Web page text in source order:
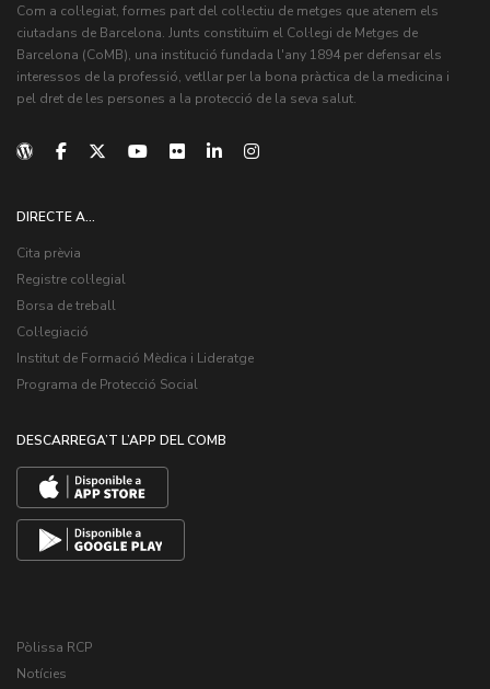
Com a col·legiat, formes part del col·lectiu de metges que atenem els
ciutadans de Barcelona. Junts constituïm el Col·legi de Metges de
Barcelona (CoMB), una institució fundada l'any 1894 per defensar els
interessos de la professió, vetllar per la bona pràctica de la medicina i
pel dret de les persones a la protecció de la seva salut.
DIRECTE A...
Cita prèvia
Registre col·legial
Borsa de treball
Col·legiació
Institut de Formació Mèdica i Lideratge
Programa de Protecció Social
DESCARREGA’T L’APP DEL COMB
Pòlissa RCP
Notícies